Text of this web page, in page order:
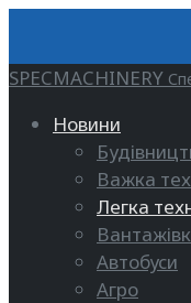
SPECMACHINERY
Новини
Важка
Легка
Автобуси
Агро